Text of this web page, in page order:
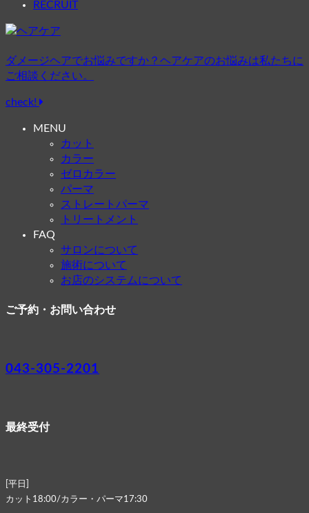
RECRUIT
ダメージヘアでお悩みですか？ヘアケアのお悩みは私たちに
ご相談ください。
check!
MENU
カット
カラー
ゼロカラー
パーマ
ストレートパーマ
トリートメント
FAQ
サロンについて
施術について
お店のシステムについて
ご予約・お問い合わせ
043-305-2201
最終受付
[平日]
カット18:00/カラー・パーマ17:30